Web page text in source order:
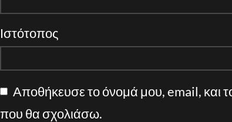
Ιστότοπος
Αποθήκευσε το όνομά μου, email, και
που θα σχολιάσω.